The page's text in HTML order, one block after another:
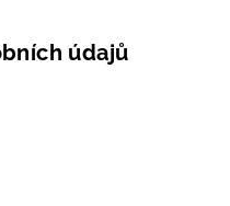
údajů